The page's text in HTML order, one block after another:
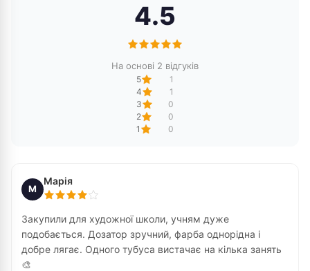
4.5
На основі 2 відгуків
5
1
4
1
3
0
2
0
1
0
М
Марія
Закупили для художної школи, учням дуже
подобається. Дозатор зручний, фарба однорідна і
добре лягає. Одного тубуса вистачає на кілька занять
🎨